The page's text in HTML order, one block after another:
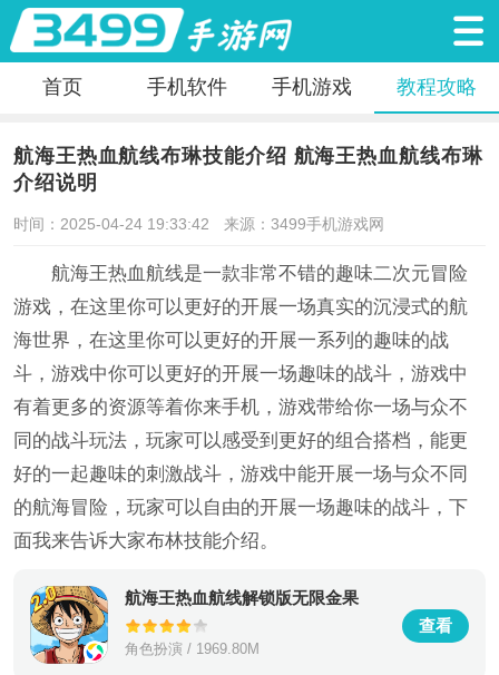
首页 手机软件 手机游戏 教程攻略
航海王热血航线布琳技能介绍 航海王热血航线布琳
介绍说明
时间：2025-04-24 19:33:42 来源：3499手机游戏网
航海王热血航线是一款非常不错的趣味二次元冒险
游戏，在这里你可以更好的开展一场真实的沉浸式的航
海世界，在这里你可以更好的开展一系列的趣味的战
斗，游戏中你可以更好的开展一场趣味的战斗，游戏中
有着更多的资源等着你来手机，游戏带给你一场与众不
同的战斗玩法，玩家可以感受到更好的组合搭档，能更
好的一起趣味的刺激战斗，游戏中能开展一场与众不同
的航海冒险，玩家可以自由的开展一场趣味的战斗，下
面我来告诉大家布林技能介绍。
航海王热血航线解锁版无限金果
角色扮演 / 1969.80M
查看